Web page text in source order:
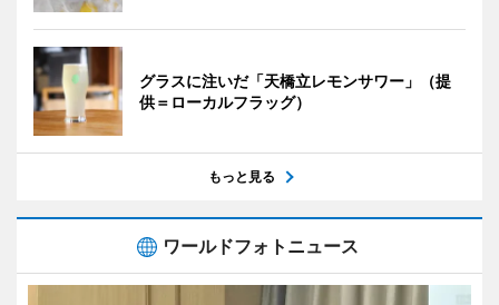
グラスに注いだ「天橋立レモンサワー」（提
供＝ローカルフラッグ）
もっと見る
ワールドフォトニュース